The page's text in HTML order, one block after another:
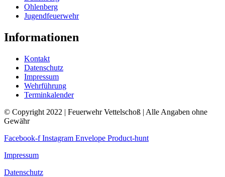
Ohlenberg
Jugendfeuerwehr
Informationen
Kontakt
Datenschutz
Impressum
Wehrführung
Terminkalender
© Copyright 2022 | Feuerwehr Vettelschoß | Alle Angaben ohne
Gewähr
Facebook-f Instagram Envelope Product-hunt
Impressum
Datenschutz